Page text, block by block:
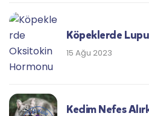
Köpeklerde
15 Ağu 2023
Kedim Nefes